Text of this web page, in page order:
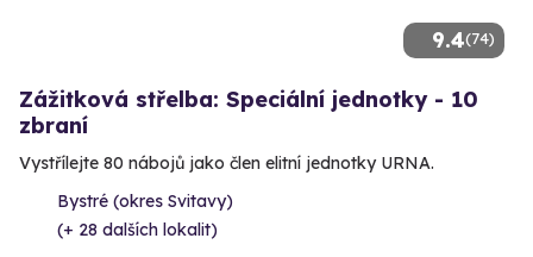
9.4(74)
Zážitková střelba: Speciální jednotky - 10
zbraní
Vystřílejte 80 nábojů jako člen elitní jednotky URNA.
Bystré (okres Svitavy)
(+ 28 dalších lokalit)